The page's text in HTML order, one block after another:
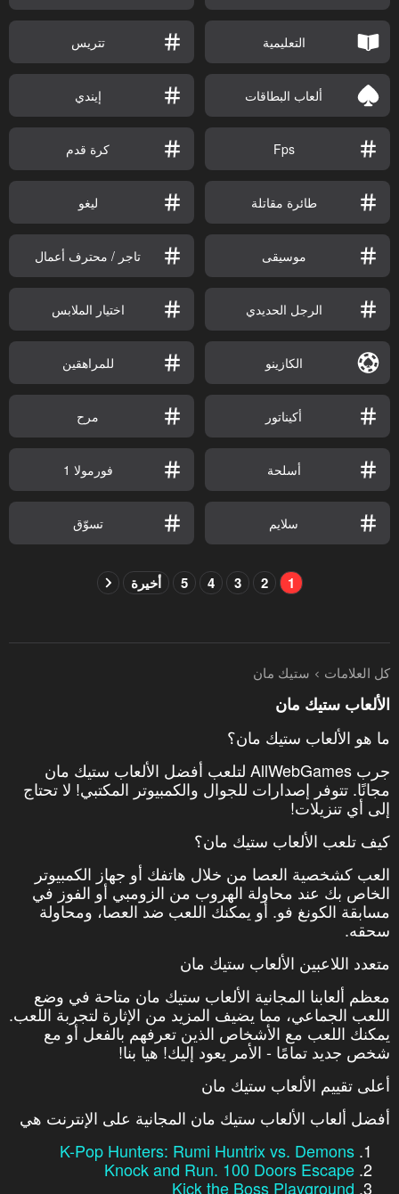
التعليمية تتريس
ألعاب البطاقات إيندي
Fps كرة قدم
طائرة مقاتلة ليغو
موسيقى تاجر / محترف أعمال
الرجل الحديدي اختيار الملابس
الكازينو للمراهقين
أكيناتور مرح
أسلحة فورمولا 1
سلايم تسوّق
1
2
3
4
5 أخيرة
كل العلامات ستيك مان
الألعاب ستيك مان
ما هو الألعاب ستيك مان؟
جرب AllWebGames لتلعب أفضل الألعاب ستيك مان
مجانًا. تتوفر إصدارات للجوال والكمبيوتر المكتبي! لا تحتاج
إلى أي تنزيلات!
كيف تلعب الألعاب ستيك مان؟
العب كشخصية العصا من خلال هاتفك أو جهاز الكمبيوتر
الخاص بك عند محاولة الهروب من الزومبي أو الفوز في
مسابقة الكونغ فو. أو يمكنك اللعب ضد العصا، ومحاولة
سحقه.
متعدد اللاعبين الألعاب ستيك مان
معظم ألعابنا المجانية الألعاب ستيك مان متاحة في وضع
اللعب الجماعي، مما يضيف المزيد من الإثارة لتجربة اللعب.
يمكنك اللعب مع الأشخاص الذين تعرفهم بالفعل أو مع
شخص جديد تمامًا - الأمر يعود إليك! هيا بنا!
أعلى تقييم الألعاب ستيك مان
أفضل ألعاب الألعاب ستيك مان المجانية على الإنترنت هي
K-Pop Hunters: Rumi Huntrix vs. Demons
Knock and Run. 100 Doors Escape
Kick the Boss Playground